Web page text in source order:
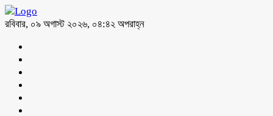
রবিবার, ০৯ অগাস্ট ২০২৬, ০৪:৪২ অপরাহ্ন